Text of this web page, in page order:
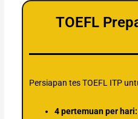
TOEFL
Persiapan tes TOEFL ITP
4 pertemuan per hari: